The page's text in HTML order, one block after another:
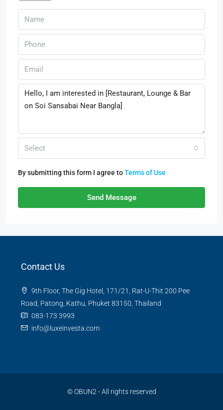
Select
By submitting this form I agree toTerms of Use
Send Message
Contact Us
9th Floor, The Gig Hotel, 171/21, Rat-U-Thit 200 Pee
Road, Patong, Kathu, Phuket 83150, Thailand
083-173 3993
info@luxeinvesta.com
©OBUN2 - All rights reserved